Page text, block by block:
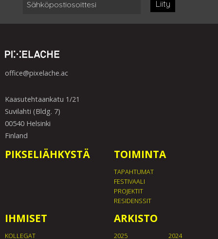
Liity
office@pixelache.ac
Kaasutehtaankatu 1/21
Suvilahti (Bldg. 7)
00540 Helsinki
Finland
PIKSELIÄHKYSTÄ TOIMINTA
TAPAHTUMAT
FESTIVAALI
PROJEKTIT
RESIDENSSIT
IHMISET
KOLLEGAT
ARKISTO
2025 2024